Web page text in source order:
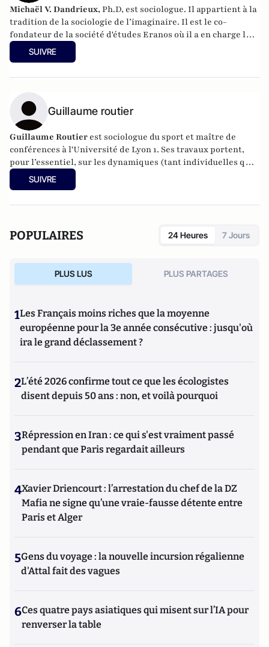
Michaël V. Dandrieux,Ph.D, est sociologue. Il appartient à la
tradition de la sociologie de l’imaginaire. Il est le co-
fondateur de la société d'études Eranos où il a en charge le
développement des activités d'études des mutations
sociétales. Il est directeur du Lab de
SUIVRE
Guillaume routier
Guillaume Routier est sociologue du sport et maître de
conférences à l'Université de Lyon 1. Ses travaux portent,
pour l’essentiel, sur les dynamiques (tant individuelles que
collectives) entraînant des individus dans des engagements
sportifs susceptibles de nuire à leur intégrité physique.
SUIVRE
POPULAIRES 24 Heures 7 Jours
PLUS LUS PLUS PARTAGES
1Les Français moins riches que la moyenne
européenne pour la 3e année consécutive : jusqu'où
ira le grand déclassement ?
2L’été 2026 confirme tout ce que les écologistes
disent depuis 50 ans : non, et voilà pourquoi
3Répression en Iran : ce qui s'est vraiment passé
pendant que Paris regardait ailleurs
4Xavier Driencourt : l’arrestation du chef de la DZ
Mafia ne signe qu’une vraie-fausse détente entre
Paris et Alger
5Gens du voyage : la nouvelle incursion régalienne
d'Attal fait des vagues
6Ces quatre pays asiatiques qui misent sur l’IA pour
renverser la table